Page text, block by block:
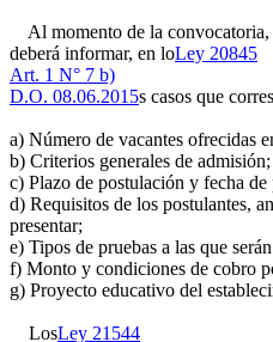
Al momento de la convocatoria,
deberá informar, en loLey 20845
Art. 1 N° 7 b)
D.O. 08.06.2015s casos que
a) Número de vacantes ofrecidas
b) Criterios generales de admisión;
c) Plazo de postulación y fecha
d) Requisitos de los postulantes,
presentar;
e) Tipos de pruebas a las que
f) Monto y condiciones de cobro
g) Proyecto educativo del
LosLey 21544